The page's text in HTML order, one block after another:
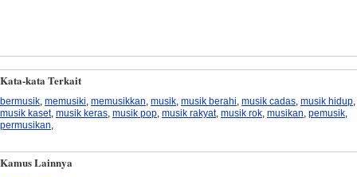
Kata-kata Terkait
bermusik memusiki memusikkan musik musik berahi musik cadas musik hidup
musik kaset, musik keras musik pop musik rakyat, musik rok musikan pemusik
permusikan
Kamus Lainnya